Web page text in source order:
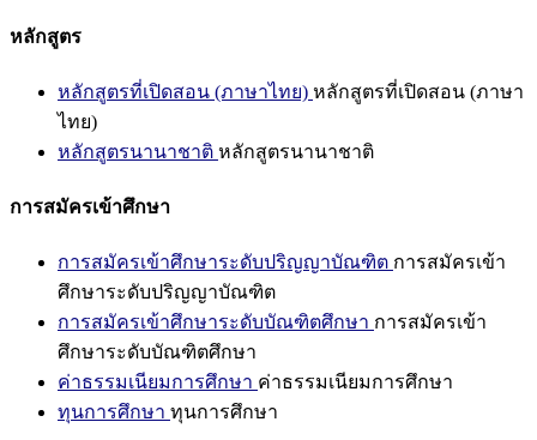
หลักสูตร
หลักสูตรที่เปิดสอน (ภาษาไทย) หลักสูตรที่เปิดสอน (ภาษา
ไทย)
หลักสูตรนานาชาติ หลักสูตรนานาชาติ
การสมัครเข้าศึกษา
การสมัครเข้าศึกษาระดับปริญญาบัณฑิต การสมัครเข้า
ศึกษาระดับปริญญาบัณฑิต
การสมัครเข้าศึกษาระดับบัณฑิตศึกษา การสมัครเข้า
ศึกษาระดับบัณฑิตศึกษา
ค่าธรรมเนียมการศึกษา ค่าธรรมเนียมการศึกษา
ทุนการศึกษา ทุนการศึกษา